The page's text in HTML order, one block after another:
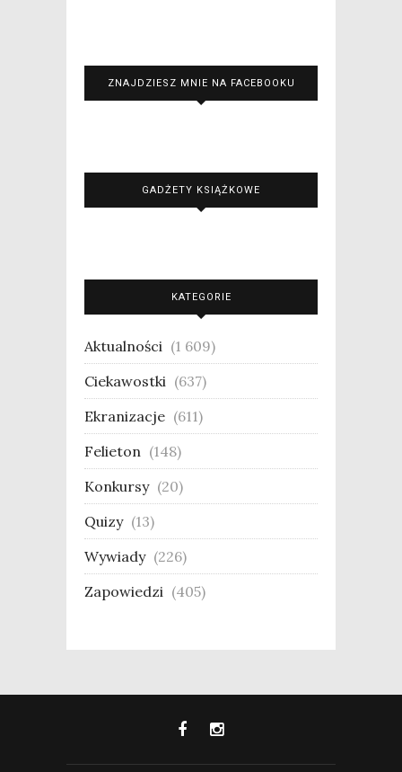
ZNAJDZIESZ MNIE NA FACEBOOKU
GADŻETY KSIĄŻKOWE
KATEGORIE
Aktualności (1 609)
Ciekawostki (637)
Ekranizacje (611)
Felieton (148)
Konkursy (20)
Quizy (13)
Wywiady (226)
Zapowiedzi (405)